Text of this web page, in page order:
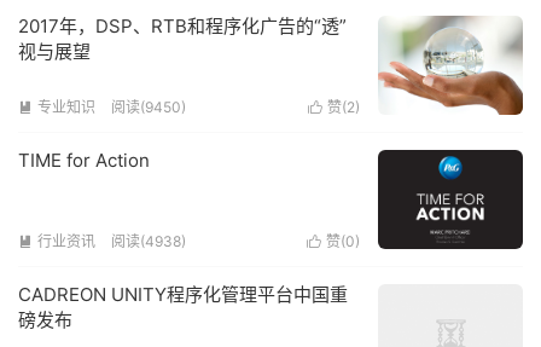
2017年，DSP、RTB和程序化广告的“透”
视与展望
 赞(2)
 专业知识 阅读(9450)
TIME for Action
 赞(0)
 行业资讯 阅读(4938)
CADREON UNITY程序化管理平台中国重
磅发布